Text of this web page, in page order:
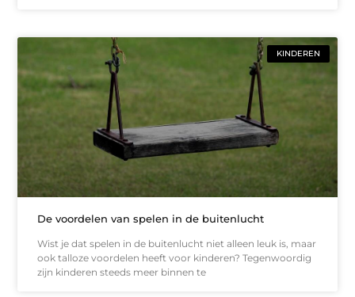
KINDEREN
De voordelen van spelen in de buitenlucht
Wist je dat spelen in de buitenlucht niet alleen leuk is, maar
ook talloze voordelen heeft voor kinderen? Tegenwoordig
zijn kinderen steeds meer binnen te